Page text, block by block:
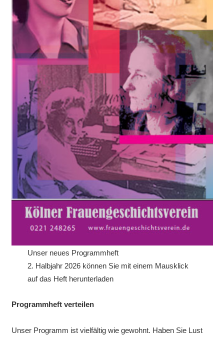
Unser neues Programmheft
2. Halbjahr 2026 können Sie mit einem Mausklick
auf das Heft herunterladen
Programmheft verteilen
Unser Programm ist vielfältig wie gewohnt. Haben Sie Lust